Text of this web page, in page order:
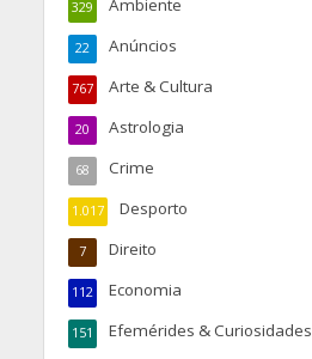
Ambiente
329
Anúncios
22
Arte & Cultura
767
Astrologia
20
Crime
68
Desporto
1.017
Direito
7
Economia
112
Efemérides & Curiosidades
151